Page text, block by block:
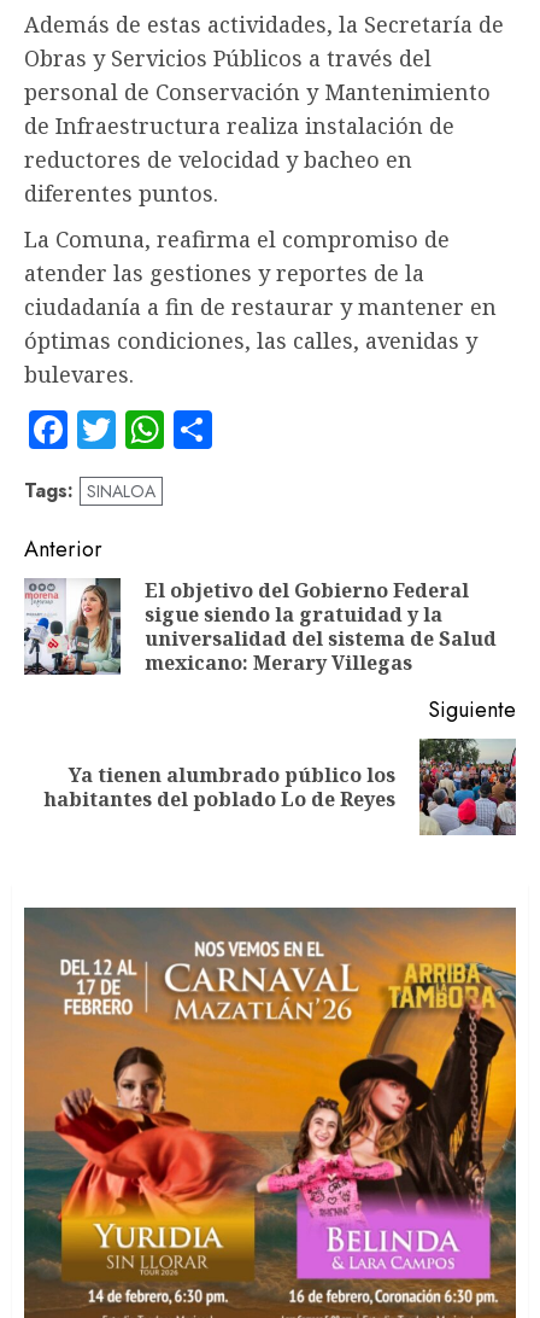
Además de estas actividades, la Secretaría de
Obras y Servicios Públicos a través del
personal de Conservación y Mantenimiento
de Infraestructura realiza instalación de
reductores de velocidad y bacheo en
diferentes puntos.
La Comuna, reafirma el compromiso de
atender las gestiones y reportes de la
ciudadanía a fin de restaurar y mantener en
óptimas condiciones, las calles, avenidas y
bulevares.
Facebook
TwitterWhatsApp
Tags: SINALOA
Navegación
de
entradas
Anterior
El objetivo del Gobierno Federal
sigue siendo la gratuidad y la
universalidad del sistema de Salud
mexicano: Merary Villegas
Siguiente
Siguiente
entrada:
Ya tienen alumbrado público los
habitantes del poblado Lo de Reyes